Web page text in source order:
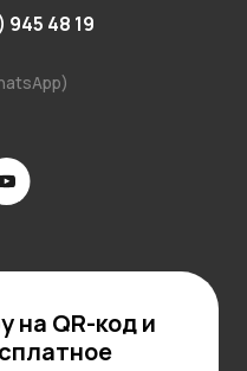
945 48 19
на QR-код и